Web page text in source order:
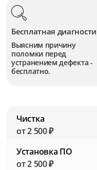
Бесплатная
Выясним причину
поломки перед
устранением дефекта -
бесплатно.
Чистка
от 2 500 ₽
Установка ПО
от 2 500 ₽